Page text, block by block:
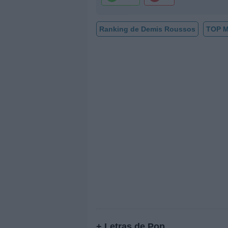
Ranking de Demis Roussos TOP